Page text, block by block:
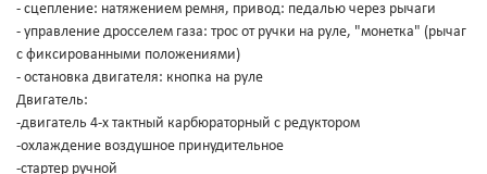
- сцепление: натяжением ремня, привод: педалью через рычаги
- управление дросселем газа: трос от ручки на руле, "монетка" (рычаг
с фиксированными положениями)
- остановка двигателя: кнопка на руле
Двигатель:
-двигатель 4-х тактный карбюраторный с редуктором
-охлаждение воздушное принудительное
-стартер ручной